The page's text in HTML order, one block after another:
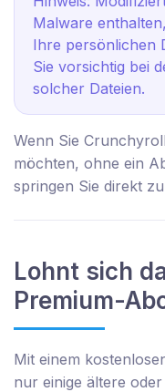
Malware
Ihre persönlichen
Sie vorsichtig bei
solcher Dateien.
Wenn Sie
möchten, ohne ein
springen Sie direkt zu
Lohnt sich
Premium-
Mit einem
nur einige ältere